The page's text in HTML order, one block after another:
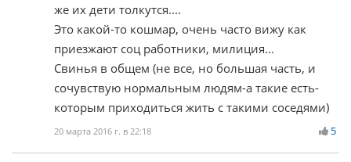
же их дети толкутся....
Это какой-то кошмар, очень часто вижу как
приезжают соц работники, милиция...
Свинья в общем (не все, но большая часть, и
сочувствую нормальным людям-а такие есть-
которым приходиться жить с такими соседями)
20 марта 2016 г. в 22:18 5